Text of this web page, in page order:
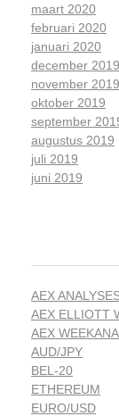
maart 2020
februari 2020
januari 2020
december 2019
november 2019
oktober 2019
september
augustus 2019
juli 2019
juni 2019
AEX
AEX ELLIOTT
AEX
AUD/JPY
BEL-20
ETHEREUM
EURO/USD